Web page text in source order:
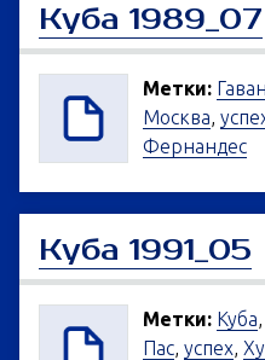
Куба 1989_07
Метки:
Москва,
Фернандес
Куба 1991_05
Метки: Куба,
Пас, успех,